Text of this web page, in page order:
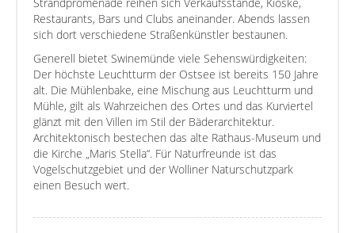
Restaurants, Bars und Clubs aneinander. Abends lassen
sich dort verschiedene Straßenkünstler bestaunen.
Generell bietet Swinemünde viele Sehenswürdigkeiten:
Der höchste Leuchtturm der Ostsee ist bereits 150 Jahre
alt. Die Mühlenbake, eine Mischung aus Leuchtturm und
Mühle, gilt als Wahrzeichen des Ortes und das Kurviertel
glänzt mit den Villen im Stil der Bäderarchitektur.
Architektonisch bestechen das alte Rathaus-Museum und
die Kirche „Maris Stella“. Für Naturfreunde ist das
Vogelschutzgebiet und der Wolliner Naturschutzpark
einen Besuch wert.